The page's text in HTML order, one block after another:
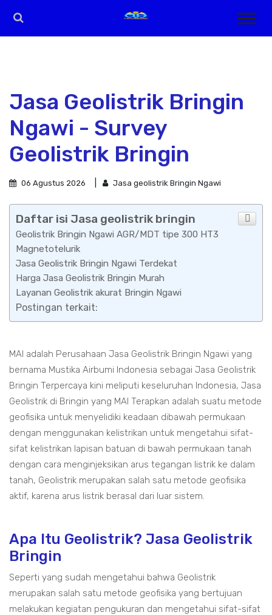
Jasa Geolistrik Bringin
Ngawi - Survey
Geolistrik Bringin
06 Agustus 2026 Jasa geolistrik Bringin Ngawi
Daftar isi Jasa geolistrik bringin
Geolistrik Bringin Ngawi AGR/MDT tipe 300 HT3
Magnetotelurik
Jasa Geolistrik Bringin Ngawi Terdekat
Harga Jasa Geolistrik Bringin Murah
Layanan Geolistrik akurat Bringin Ngawi
Postingan terkait:
MAI adalah Perusahaan Jasa Geolistrik Bringin Ngawi yang
bernama Mustika Airbumi Indonesia sebagai Jasa Geolistrik
Bringin Terpercaya kini meliputi keseluruhan Indonesia, Jasa
Geolistrik di Bringin yang MAI Terapkan adalah suatu metode
geofisika untuk menyelidiki keadaan dibawah permukaan
dengan menggunakan kelistrikan untuk mengetahui sifat-
sifat kelistrikan lapisan batuan di bawah permukaan tanah
dengan cara menginjeksikan arus tegangan listrik ke dalam
tanah, Geolistrik merupakan salah satu metode geofisika
aktif, karena arus listrik berasal dari luar sistem.
Apa Itu Geolistrik? Jasa Geolistrik
Bringin
Seperti yang sudah mengetahui bahwa Geolistrik
merupakan salah satu metode geofisika yang bertujuan
melakukan kegiatan pengukuran dan mengetahui sifat-sifat